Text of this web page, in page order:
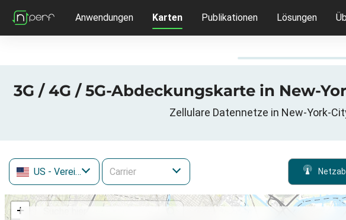
Anwendungen Karten Publikationen Lösungen
3G / 4G / 5G-Abdeckungskarte in New-
Zellulare Datennetze in New-York-
US - Vereinigte Staaten
+